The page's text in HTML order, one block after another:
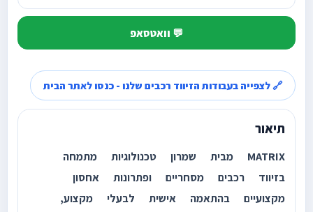
💬 וואטסאפ
תיאור
MATRIX מבית שמרון טכנולוגיות מתמחה
בזיווד רכבים מסחריים ופתרונות אחסון
מקצועיים בהתאמה אישית לבעלי מקצוע,
🔗 לצפייה בעבודות הזיווד רכבים שלנו - כנסו לאתר הבית